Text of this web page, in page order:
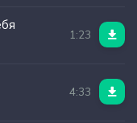
1:23
4:33